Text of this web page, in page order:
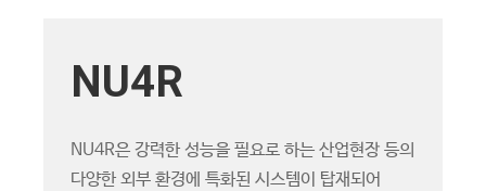
NU4R
NU4R은 강력한 성능을 필요로 하는 산업현장 등의
다양한 외부 환경에 특화된 시스템이 탑재되어